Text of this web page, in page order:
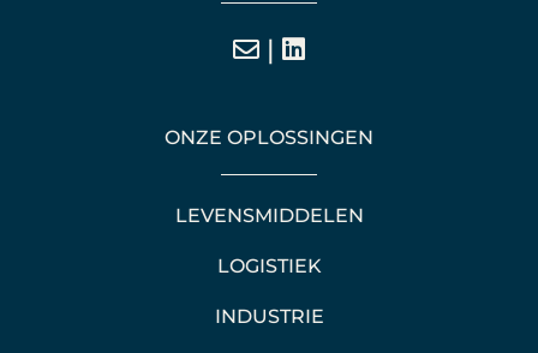
|
ONZE OPLOSSINGEN
LEVENSMIDDELEN
LOGISTIEK
INDUSTRIE